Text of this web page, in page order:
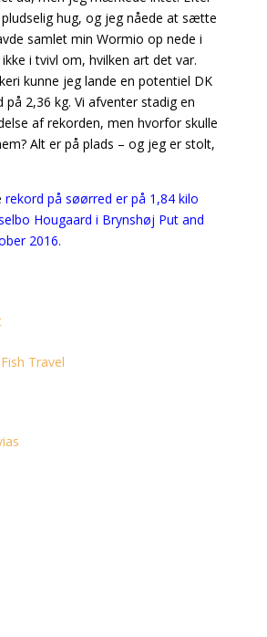
hug, og jeg nåede at sætte
samlet min Wormio op nede i
i tvivl om, hvilken art det var.
kunne jeg lande en potentiel DK
2,36 kg. Vi afventer stadig en
af rekorden, men hvorfor skulle
Alt er på plads – og jeg er stolt,
rekord på søørred er på 1,84 kilo
Hougaard i Brynshøj Put and
2016.